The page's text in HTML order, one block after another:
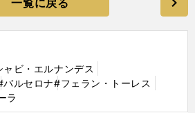
ャビ・エルナンデス
バルセロナ#フェラン・トーレス
ラ